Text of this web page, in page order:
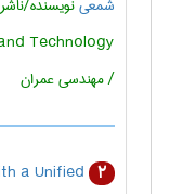
/ مهندسی عمران
2
a Unified